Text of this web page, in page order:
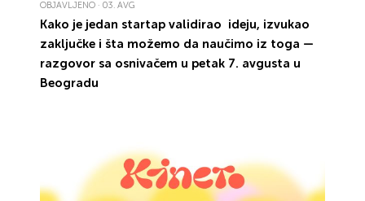
OBJAVLJENO · 03. AVG
Kako je jedan startap validirao ideju, izvukao
zaključke i šta možemo da naučimo iz toga —
razgovor sa osnivačem u petak 7. avgusta u
Beogradu